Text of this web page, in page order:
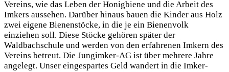
Vereins, wie das Leben der Honigbiene und die Arbeit des
Imkers aussehen. Darüber hinaus bauen die Kinder aus Holz
zwei eigene Bienenstöcke, in die je ein Bienenvolk
einziehen soll. Diese Stöcke gehören später der
Waldbachschule und werden von den erfahrenen Imkern des
Vereins betreut. Die Jungimker-AG ist über mehrere Jahre
angelegt. Unser eingespartes Geld wandert in die Imker-